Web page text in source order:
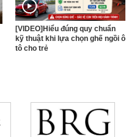
[VIDEO]Hiểu đúng quy chuẩn
kỹ thuật khi lựa chọn ghế ngồi ô
tô cho trẻ